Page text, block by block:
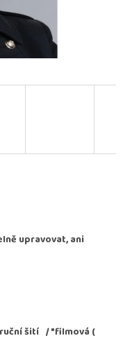
upravovat, ani
ruční šití / "filmová (